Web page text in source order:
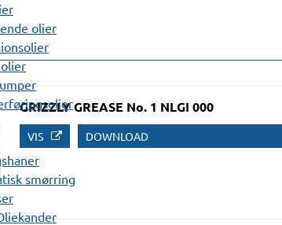
olier
smørring
GRIZZLY GREASE No. 1 NLGI 000
VIS DOWNLOAD